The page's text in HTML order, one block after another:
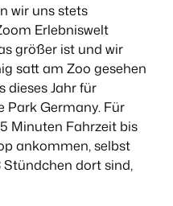
wir uns stets
Erlebniswelt
größer ist und wir
satt am Zoo gesehen
dieses Jahr für
Park Germany. Für
Minuten Fahrzeit bis
ankommen, selbst
Stündchen dort sind,